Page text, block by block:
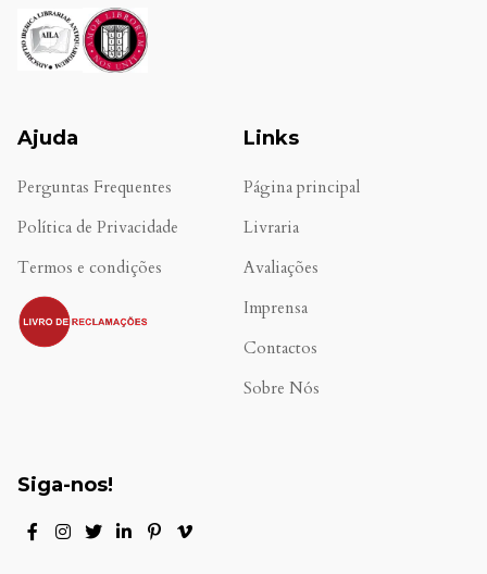
Ajuda
Perguntas Frequentes
Política de Privacidade
Termos e condições
.
Links
Página principal
Livraria
Avaliações
Imprensa
Contactos
Sobre Nós
Siga-nos!